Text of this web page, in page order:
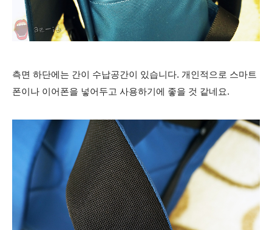
측면 하단에는 간이 수납공간이 있습니다. 개인적으로 스마트
폰이나 이어폰을 넣어두고 사용하기에 좋을 것 같네요.